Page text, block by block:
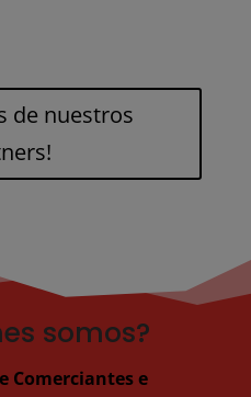
de nuestros
somos?
Comerciantes e